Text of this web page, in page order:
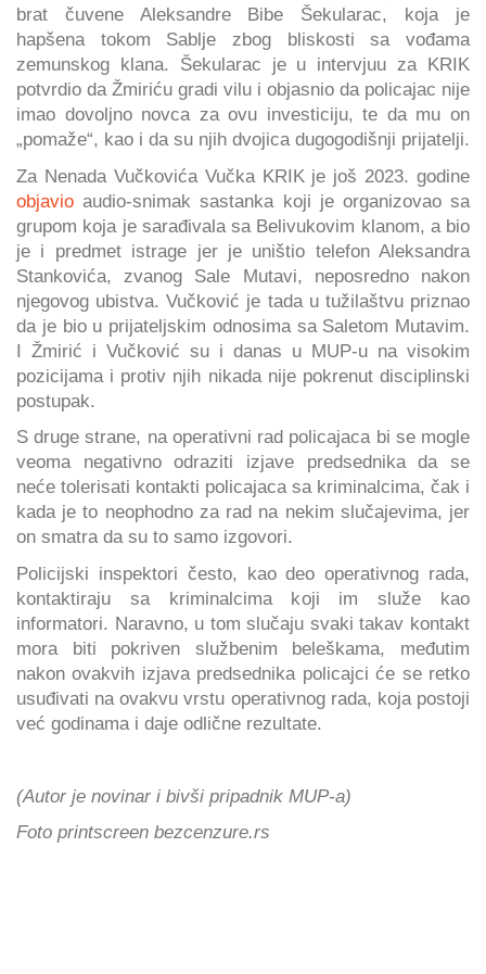
brat čuvene Aleksandre Bibe Šekularac, koja je
hapšena tokom Sablje zbog bliskosti sa vođama
zemunskog klana. Šekularac je u intervjuu za KRIK
potvrdio da Žmiriću gradi vilu i objasnio da policajac nije
imao dovoljno novca za ovu investiciju, te da mu on
„pomaže“, kao i da su njih dvojica dugogodišnji prijatelji.
Za Nenada Vučkovića Vučka KRIK je još 2023. godine
objavio audio-snimak sastanka koji je organizovao sa
grupom koja je sarađivala sa Belivukovim klanom, a bio
je i predmet istrage jer je uništio telefon Aleksandra
Stankovića, zvanog Sale Mutavi, neposredno nakon
njegovog ubistva. Vučković je tada u tužilaštvu priznao
da je bio u prijateljskim odnosima sa Saletom Mutavim.
I Žmirić i Vučković su i danas u MUP-u na visokim
pozicijama i protiv njih nikada nije pokrenut disciplinski
postupak.
S druge strane, na operativni rad policajaca bi se mogle
veoma negativno odraziti izjave predsednika da se
neće tolerisati kontakti policajaca sa kriminalcima, čak i
kada je to neophodno za rad na nekim slučajevima, jer
on smatra da su to samo izgovori.
Policijski inspektori često, kao deo operativnog rada,
kontaktiraju sa kriminalcima koji im služe kao
informatori. Naravno, u tom slučaju svaki takav kontakt
mora biti pokriven službenim beleškama, međutim
nakon ovakvih izjava predsednika policajci će se retko
usuđivati na ovakvu vrstu operativnog rada, koja postoji
već godinama i daje odlične rezultate.
(Autor je novinar i bivši pripadnik MUP-a)
Foto printscreen bezcenzure.rs